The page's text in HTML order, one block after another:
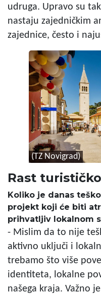
udruga. Upravo su
nastaju zajedničkim
zajednice, često i
(TZ Novigrad)
Rast
Koliko je danas
projekt koji će biti
prihvatljiv lokalnom
- Mislim da to nije
aktivno uključi i
trebamo što više
identiteta, lokalne
našega kraja. Važno